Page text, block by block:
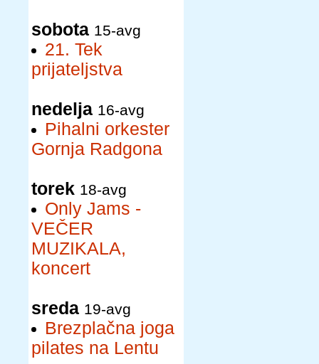
sobota 15-avg
21. Tek
prijateljstva
nedelja 16-avg
Pihalni orkester
Gornja Radgona
torek 18-avg
Only Jams -
VEČER
MUZIKALA,
koncert
sreda 19-avg
Brezplačna joga
pilates na Lentu